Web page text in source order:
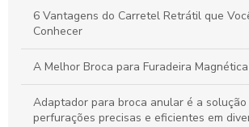
6 Vantagens do Carretel Retrátil que
Conhecer
A Melhor Broca para Furadeira Magnética
Adaptador para broca anular é a
perfurações precisas e eficientes em